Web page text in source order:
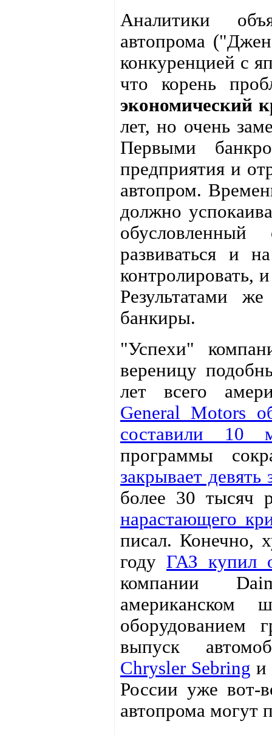
Аналитики
автопрома
конкуренцией с
что корень
экономический
лет, но очень
Первыми
предприятия и
автопром.
должно
развиваться и
контролировать,
Результатами
банкиры.
"Успехи"
вереницу
лет всего
General Motors
составили 10
программы
закрывает
более 30 тысяч
нарастающего
писал. Конечно,
году ГАЗ купил
компании
американском
оборудованием
выпуск
Chrysler Sebring и
России уже вот-
автопрома могут